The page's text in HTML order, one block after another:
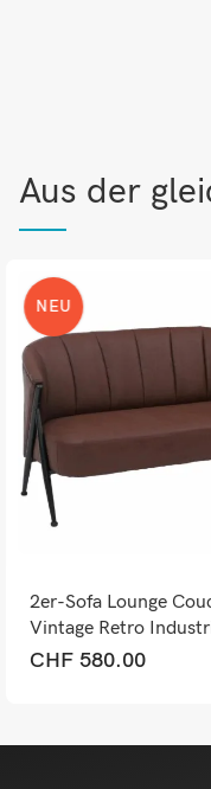
Aus der
NEU
2er-Sofa Lounge
Vintage Retro
Kunstleder rostrot
CHF580.00